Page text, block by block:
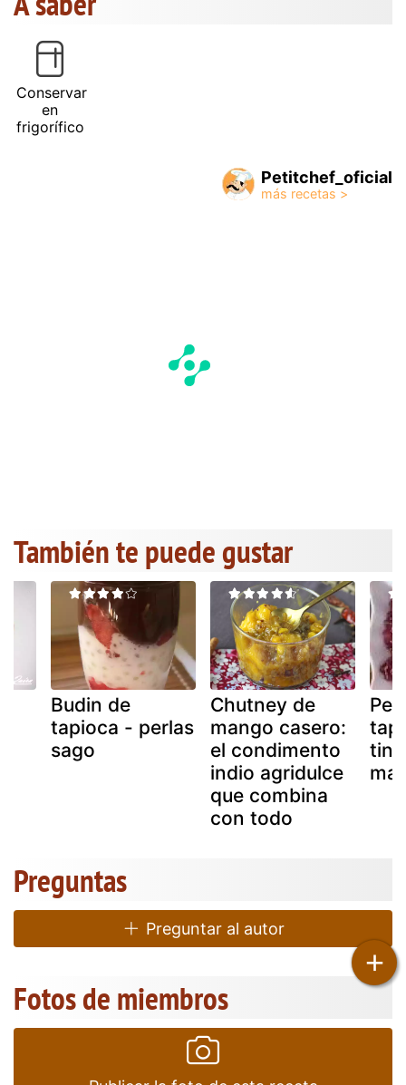
Conservar
en
frigorífico
Petitchef_oficial
También te puede gustar
Budin de
tapioca - perlas
sago
Chutney de
mango casero:
el condimento
indio agridulce
que combina
con todo
Preguntas
Preguntar al autor
Fotos de miembros
+